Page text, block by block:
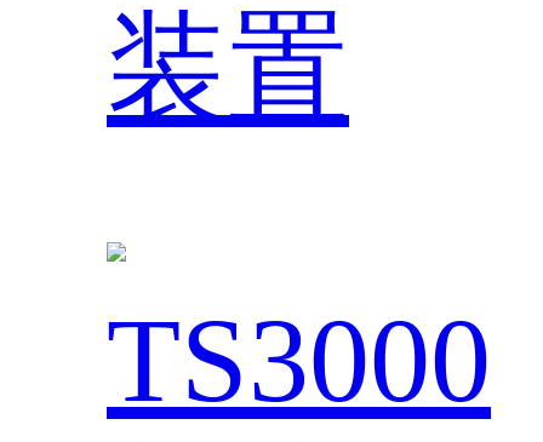
装置
TS3000